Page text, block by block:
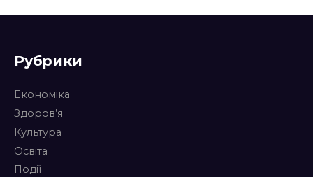
Рубрики
Економіка
Здоров’я
Культура
Освіта
Події